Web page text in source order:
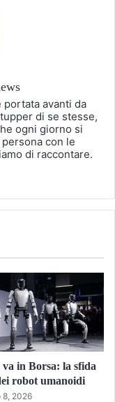
portata avanti da
di se stesse,
ogni giorno si
con le
di raccontare.
in Borsa: la sfida
robot umanoidi
8, 2026